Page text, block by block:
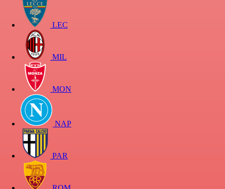
LEC
MIL
MON
NAP
PAR